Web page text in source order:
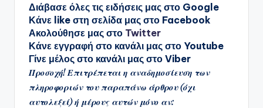
Διάβασε όλες τις ειδήσεις μας στο Google
Κάνε like στη σελίδα μας στο Facebook
Ακολούθησε μας στο Twitter
Κάνε εγγραφή στο κανάλι μας στο Youtube
Γίνε μέλος στο κανάλι μας στο Viber
Προσοχή! Επιτρέπεται η αναδημοσίευση των
πληροφοριών του παραπάνω άρθρου (όχι
αυτολεξεί) ή μέρους αυτών μόνο αν: